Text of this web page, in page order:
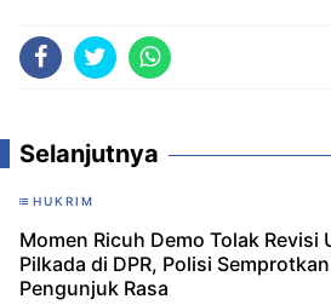
Selanjutnya
HUKRIM
Momen Ricuh Demo Tolak Revisi
Pilkada di DPR, Polisi
Pengunjuk Rasa